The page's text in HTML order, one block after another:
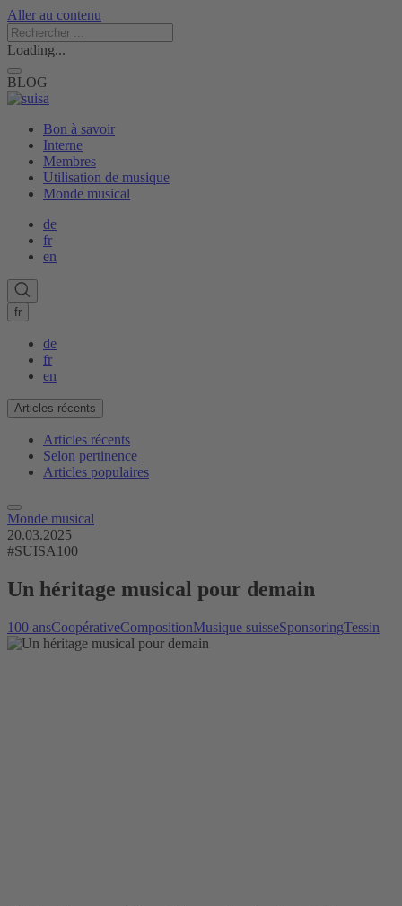
Aller au contenu
Loading...
BLOG
Bon à savoir
Interne
Membres
Utilisation de musique
Monde musical
de
fr
en
fr
de
fr
en
Articles récents
Articles récents
Selon pertinence
Articles populaires
Monde musical
20.03.2025
#SUISA100
Un héritage musical pour demain
100 ansCoopérativeCompositionMusique suisseSponsoringTessin